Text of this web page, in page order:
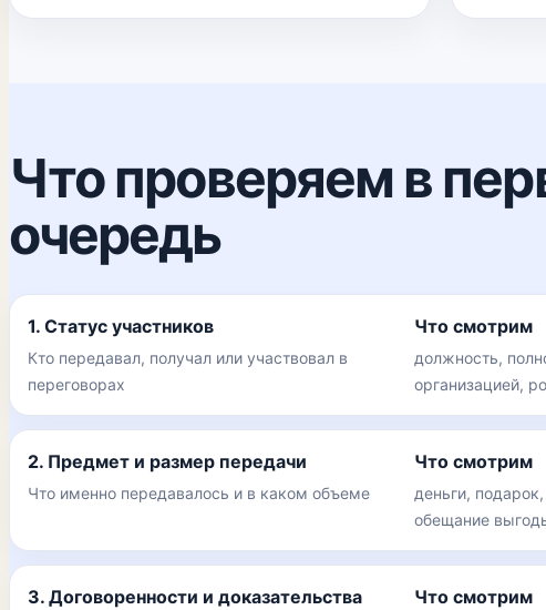
Что проверяем в
очередь
1. Статус участников
Кто передавал, получал или участвовал в
переговорах
Что смотрим
должность,
организацией,
2. Предмет и размер передачи
Что именно передавалось и в каком объеме
Что смотрим
деньги,
обещание
3. Договоренности и доказательства Что смотрим